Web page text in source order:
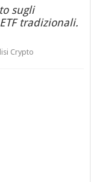
sugli
tradizionali.
Crypto